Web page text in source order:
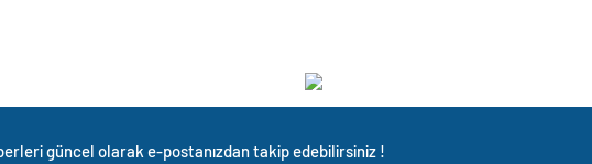
güncel olarak e-postanızdan takip edebilirsiniz !